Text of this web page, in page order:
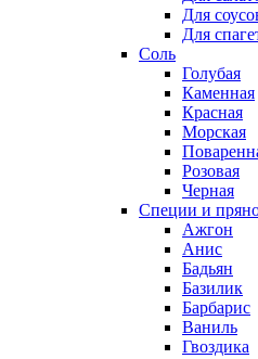
Для
Для
Соль
Голубая
Каменная
Красная
Морская
Розовая
Черная
Специи и
Ажгон
Анис
Бадьян
Базилик
Барбарис
Ваниль
Гвоздика